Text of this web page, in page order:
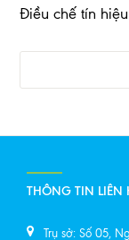
Điều chế tín hiệu
THÔNG TIN LIÊN
Trụ sở: Số 05,